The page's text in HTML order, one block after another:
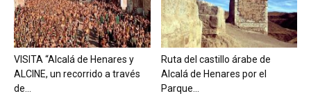
VISITA “Alcalá de Henares y
ALCINE, un recorrido a través
de...
Ruta del castillo árabe de
Alcalá de Henares por el
Parque...